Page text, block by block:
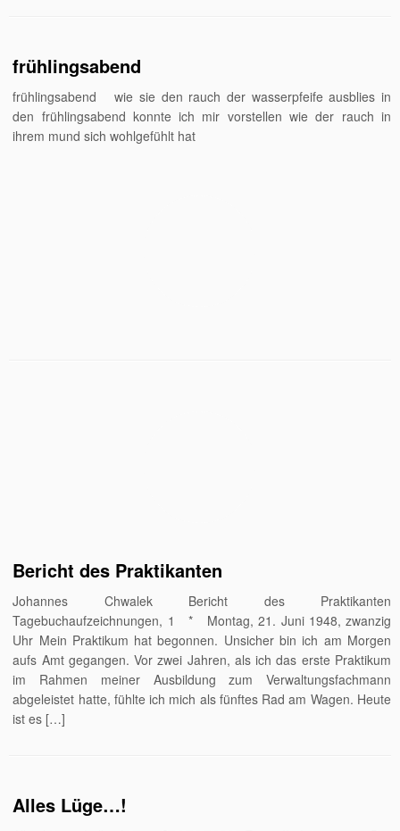
frühlingsabend
frühlingsabend wie sie den rauch der wasserpfeife ausblies in
den frühlingsabend konnte ich mir vorstellen wie der rauch in
ihrem mund sich wohlgefühlt hat
Bericht des Praktikanten
Johannes Chwalek Bericht des Praktikanten
Tagebuchaufzeichnungen, 1 * Montag, 21. Juni 1948, zwanzig
Uhr Mein Praktikum hat begonnen. Unsicher bin ich am Morgen
aufs Amt gegangen. Vor zwei Jahren, als ich das erste Praktikum
im Rahmen meiner Ausbildung zum Verwaltungsfachmann
abgeleistet hatte, fühlte ich mich als fünftes Rad am Wagen. Heute
ist es […]
Alles Lüge…!